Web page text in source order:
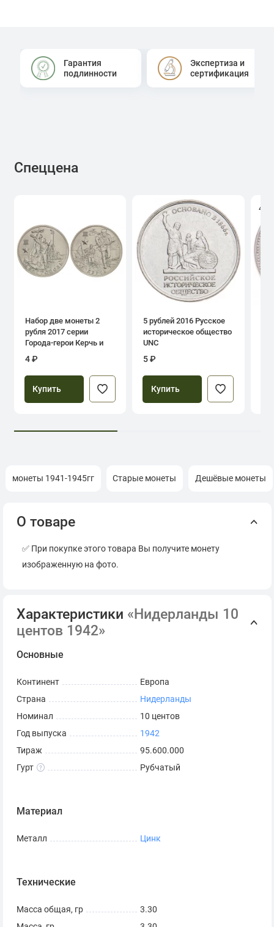
Гарантия
подлинности
Экспертиза и
сертификация
Спеццена
Набор две монеты 2
рубля 2017 серии
Города-герои Керчь и
4 ₽
Купить
5 рублей 2016 Русское
историческое общество
UNC
5 ₽
Купить
4.0
монеты 1941-1945гг Старые монеты Дешёвые монеты
О товаре
✅ При покупке этого товара Вы получите монету
изображенную на фото.
Характеристики «Нидерланды 10
центов 1942»
Основные
Континент
Европа
Страна
Нидерланды
Номинал
10 центов
Год выпуска
1942
Тираж
95.600.000
Гурт
Рубчатый
Материал
Металл Цинк
Технические
Масса общая, гр
3.30